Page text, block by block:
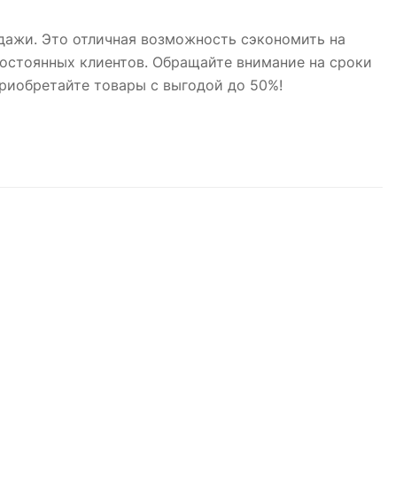
Это отличная возможность сэкономить на
клиентов. Обращайте внимание на сроки
товары с выгодой до 50%!